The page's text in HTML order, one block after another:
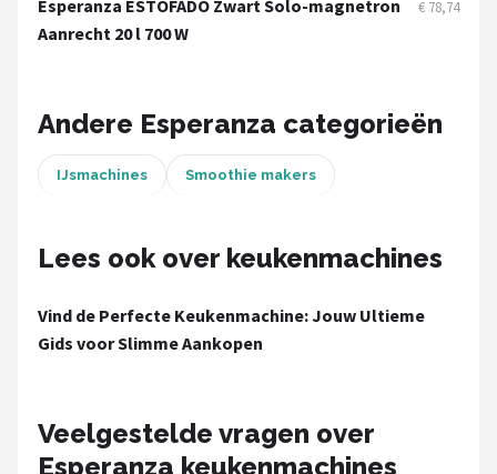
Nutribullet
Philips
Esperanza ESTOFADO Zwart Solo-magnetron
Aanrecht 20 l 700 W
€ 78,74
Andere Esperanza categorieën
IJsmachines Smoothie makers
Lees ook over keukenmachines
Vind de Perfecte Keukenmachine: Jouw Ultieme
Gids voor Slimme Aankopen
Veelgestelde vragen over
Esperanza keukenmachines